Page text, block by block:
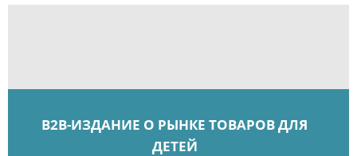
B2B-ИЗДАНИЕ О РЫНКЕ ТОВАРОВ ДЛЯ
ДЕТЕЙ